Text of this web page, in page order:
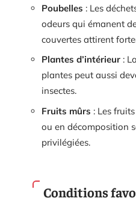
Poubelles : Les
odeurs qui émanent
couvertes attirent
Plantes d’intérieur :
plantes peut aussi
insectes.
Fruits mûrs : Les
ou en décomposition
privilégiées.
Conditions